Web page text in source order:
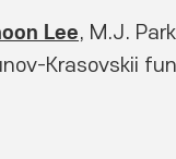
Lee, M.J.
Krasovskii